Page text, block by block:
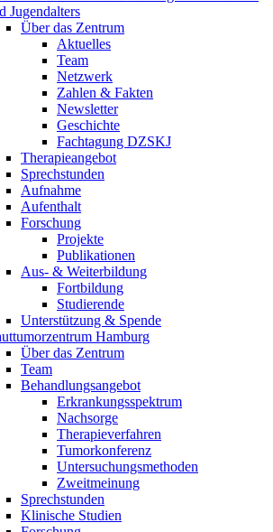
Jugendalters
Über das Zentrum
Aktuelles
Team
Netzwerk
Zahlen & Fakten
Newsletter
Geschichte
Fachtagung DZSKJ
Therapieangebot
Sprechstunden
Aufnahme
Aufenthalt
Forschung
Projekte
Publikationen
Aus- & Weiterbildung
Fortbildung
Studierende
Unterstützung & Spende
Hamburg
Über das Zentrum
Team
Behandlungsangebot
Erkrankungsspektrum
Nachsorge
Therapieverfahren
Tumorkonferenz
Untersuchungsmethoden
Zweitmeinung
Sprechstunden
Klinische Studien